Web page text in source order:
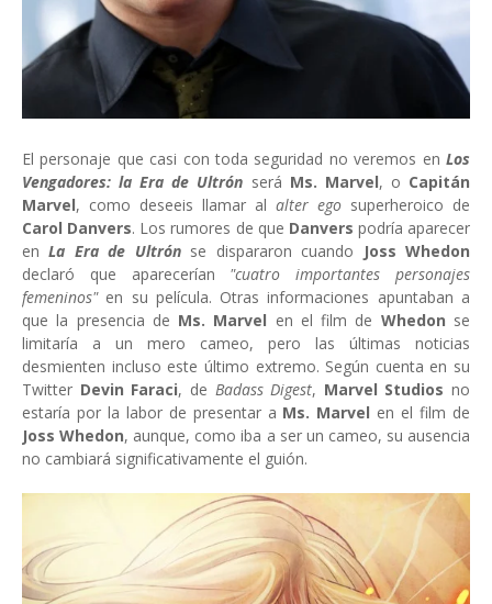
El personaje que casi con toda seguridad no veremos en Los
Vengadores: la Era de Ultrón será Ms. Marvel, o Capitán
Marvel, como deseeis llamar al alter ego superheroico de
Carol Danvers. Los rumores de que Danvers podría aparecer
enLa Era de Ultrónse dispararon cuando
Joss Whedon
declaró que aparecerían "cuatro importantes personajes
femeninos"en su película. Otras informaciones apuntaban a
que la presencia de Ms. Marvel en el film de Whedon se
limitaría a un mero cameo, pero las últimas noticias
desmienten incluso este último extremo. Según cuenta en su
Twitter Devin Faraci, de Badass Digest, Marvel Studios no
estaría por la labor de presentar a Ms. Marvel en el film de
Joss Whedon, aunque, como iba a ser un cameo, su ausencia
no cambiará significativamente el guión.